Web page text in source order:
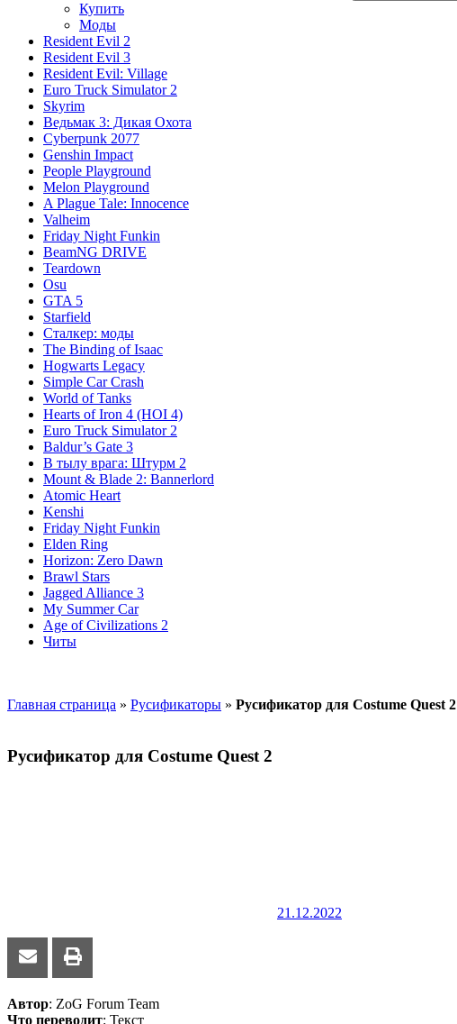
Купить
Моды
Resident Evil 2
Resident Evil 3
Resident Evil: Village
Euro Truck Simulator 2
Skyrim
Ведьмак 3: Дикая Охота
Cyberpunk 2077
Genshin Impact
People Playground
Melon Playground
A Plague Tale: Innocence
Valheim
Friday Night Funkin
BeamNG DRIVE
Teardown
Osu
GTA 5
Starfield
Сталкер: моды
The Binding of Isaac
Hogwarts Legacy
Simple Car Crash
World of Tanks
Hearts of Iron 4 (HOI 4)
Euro Truck Simulator 2
Baldur’s Gate 3
В тылу врага: Штурм 2
Mount & Blade 2: Bannerlord
Atomic Heart
Kenshi
Friday Night Funkin
Elden Ring
Horizon: Zero Dawn
Brawl Stars
Jagged Alliance 3
My Summer Car
Age of Civilizations 2
Читы
Главная страница » Русификаторы » Русификатор для Costume Quest 2
Русификатор для Costume Quest 2
21.12.2022
Автор: ZoG Forum Team
Что переводит: Текст